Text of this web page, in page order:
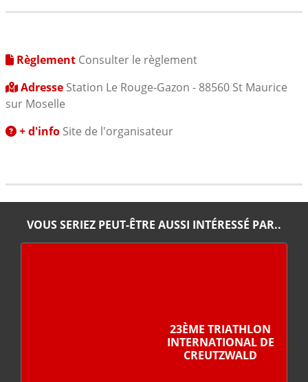
Règlement Consulter le règlement
Adresse Station Le Rouge-Gazon - 88560 St Maurice
sur Moselle
+ d'info Site de l'organisateur
VOUS SERIEZ PEUT-ÊTRE AUSSI INTÉRESSÉ PAR..
23ÈME TRIATHLON
INTERNATIONAL DE
CREUTZWALD